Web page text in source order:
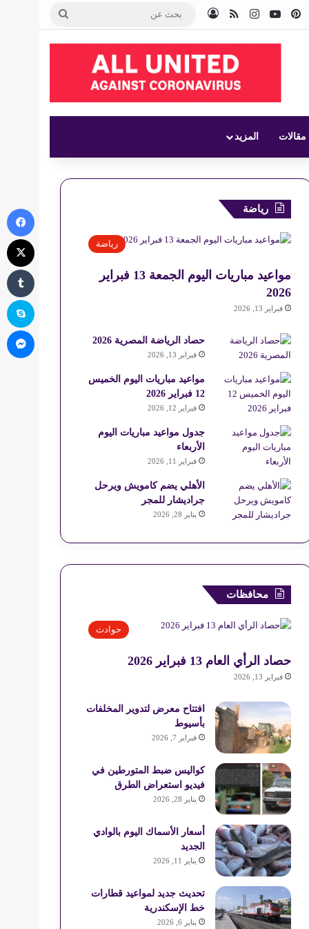
بينتيريست‫YouTubeانستقرامملخص الموقع RSS
تسجيل الدخول
مقالات المزيد
رياضة
رياضة
مواعيد مباريات اليوم الجمعة 13 فبراير
2026
فبراير 13, 2026
حصاد الرياضة المصرية 2026
فبراير 13, 2026
مواعيد مباريات اليوم الخميس
12 فبراير 2026
فبراير 12, 2026
جدول مواعيد مباريات اليوم
الأربعاء
فبراير 11, 2026
الأهلي يضم كامويش ويرحل
جراديشار للمجر
يناير 28, 2026
محافظات
حوادث
حصاد الرأي العام 13 فبراير 2026
فبراير 13, 2026
افتتاح معرض لتدوير المخلفات
بأسيوط
فبراير 7, 2026
كواليس ضبط المتورطين في
فيديو استعراض الطرق
يناير 28, 2026
أسعار الأسماك اليوم بالوادي
الجديد
يناير 11, 2026
تحديث جديد لمواعيد قطارات
خط الإسكندرية
يناير 6, 2026